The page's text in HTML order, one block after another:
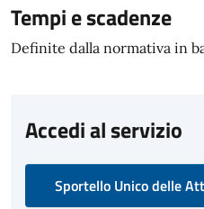
Tempi e scadenze
Definite dalla normativa in
Accedi al servizio
Sportello Unico delle